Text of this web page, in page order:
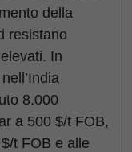
della
resistano
In
8.000
a 500 $/t FOB,
t FOB e alle